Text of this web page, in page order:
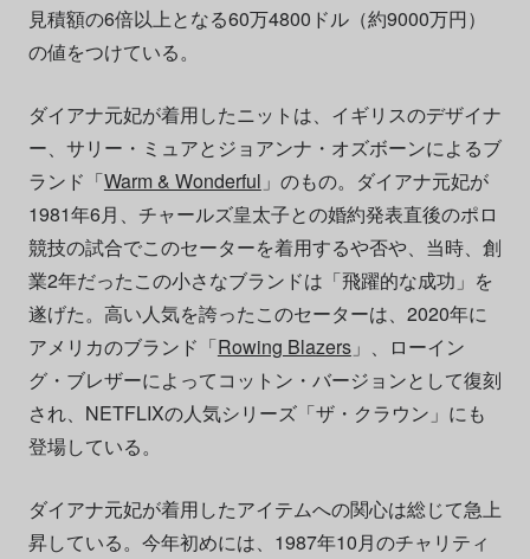
見積額の6倍以上となる60万4800ドル（約9000万円）
の値をつけている。
ダイアナ元妃が着用したニットは、イギリスのデザイナ
ー、サリー・ミュアとジョアンナ・オズボーンによるブ
ランド「Warm & Wonderful 」のもの。ダイアナ元妃が
1981年6月、チャールズ皇太子との婚約発表直後のポロ
競技の試合でこのセーターを着用するや否や、当時、創
業2年だったこの小さなブランドは「飛躍的な成功」を
遂げた。高い人気を誇ったこのセーターは、2020年に
アメリカのブランド「Rowing Blazers」、ローイン
グ・ブレザーによってコットン・バージョンとして復刻
され、NETFLIXの人気シリーズ「ザ・クラウン」にも
登場している。
ダイアナ元妃が着用したアイテムへの関心は総じて急上
昇している。今年初めには、1987年10月のチャリティ